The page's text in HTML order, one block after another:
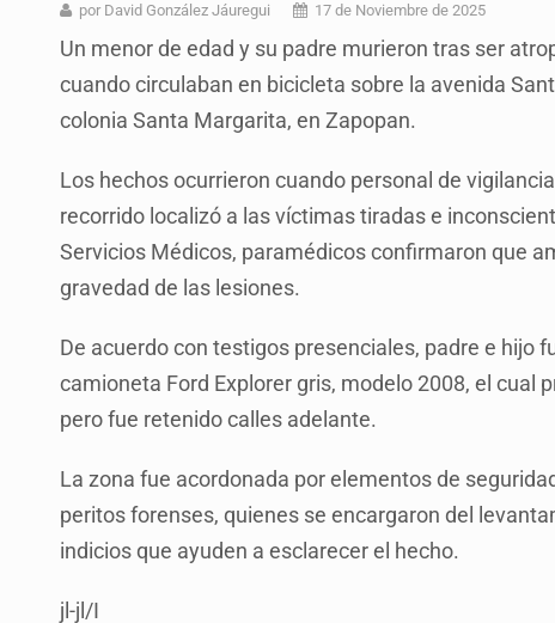
por David González Jáuregui 17 de Noviembre de 2025
Un menor de edad y su padre murieron tras ser
cuando circulaban en bicicleta sobre la avenida
colonia Santa Margarita, en Zapopan.
Los hechos ocurrieron cuando personal de
recorrido localizó a las víctimas tiradas e
Servicios Médicos, paramédicos confirmaron que
gravedad de las lesiones.
De acuerdo con testigos presenciales, padre e hijo
camioneta Ford Explorer gris, modelo 2008, el cual
pero fue retenido calles adelante.
La zona fue acordonada por elementos de
peritos forenses, quienes se encargaron del
indicios que ayuden a esclarecer el hecho.
jl-jl/I